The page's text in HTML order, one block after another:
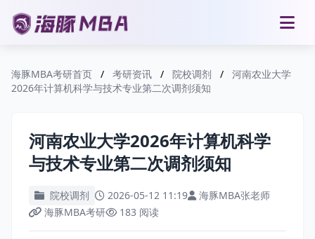
海豚MBA考研首页 / 考研资讯 / 院校调剂 /
河南农业大学
2026年计算机科学与技术专业第二次调剂须知
河南农业大学2026年计算机科学
与技术专业第二次调剂须知
院校调剂 2026-05-12 11:19
海豚MBA张老师
海豚MBA考研
183 阅读